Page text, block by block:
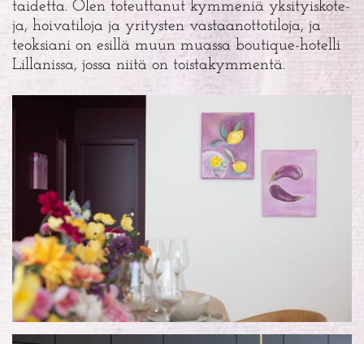
tai­det­ta. Olen toteut­ta­nut kym­me­niä yksi­tyis­ko­te­
ja, hoi­va­ti­lo­ja ja yri­tys­ten vas­taan­ot­to­ti­lo­ja, ja
teok­sia­ni on esil­lä muun muas­sa bou­tique-hotel­li
Lil­la­nis­sa, jos­sa nii­tä on toistakymmentä.